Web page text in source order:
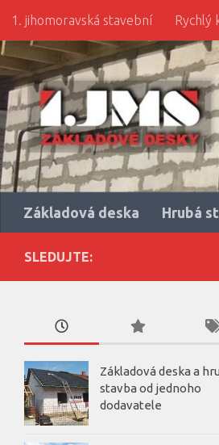
Skip to content
1. jihomoravská stavební Rychlý
Základová deska Hrubá
SLEDUJTE:
Základová deska a
stavba od jednoho
dodavatele